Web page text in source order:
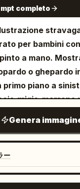
punto di starnutire.
(10–12s)
“It sneezes!
burst of rainbow
Immagine:
starnutisce
arcobaleno
(12–14s) Wonder”
stare in
flames light
il drago al centro,
in basso a
e un sorriso
criniera marrone
tigrato bianco
destra del
tenuto contro il
tozzo triceratopo
grande creatura
axolotl giallo in
arti dalle punte
sorridente
10 creatura
pelo del
occhiali da
ricco,
scattata
obiettivo 85mm
pluripremiata,
estetica
grazioso cane
al
pelo arancione,
collare rosso,
aperta,
dipinta
scena su un
di un fiume, con
orizzontalmente
sparse,
i lati, un
1
a sinistra.
completo
per bambini
a mano.
o ghepardo
primo piano a
grigio-marrone
dorata.
con molte
arricciata
contorni neri
semplici e
Genera
ー